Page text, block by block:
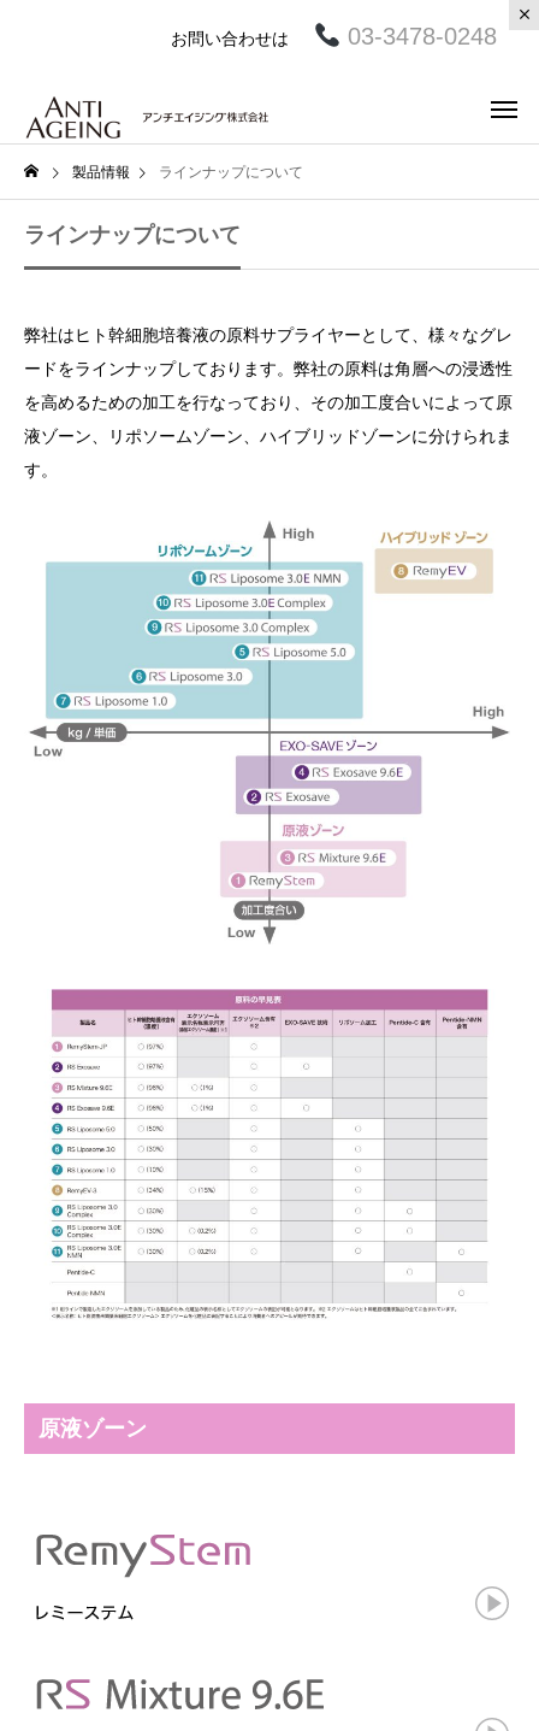
お問い合わせは 03-3478-0248
製品情報 ラインナップについて
ラインナップについて
弊社はヒト幹細胞培養液の原料サプライヤーとして、様々なグレ
ードをラインナップしております。弊社の原料は角層への浸透性
を高めるための加工を行なっており、その加工度合いによって原
液ゾーン、リポソームゾーン、ハイブリッドゾーンに分けられま
す。
原液ゾーン